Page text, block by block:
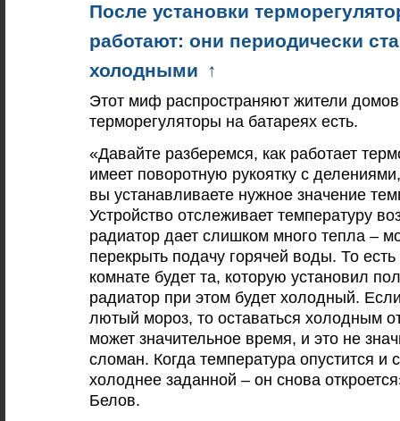
После установки
работают: они периодически
холодными ↑
Этот миф распространяют жители
терморегуляторы на батареях есть.
«Давайте разберемся, как работает
имеет поворотную рукоятку с
вы устанавливаете нужное значение
Устройство отслеживает температуру
радиатор дает слишком много тепла –
перекрыть подачу горячей воды. То
комнате будет та, которую установил
радиатор при этом будет холодный.
лютый мороз, то оставаться холодным
может значительное время, и это не
сломан. Когда температура опустится и
холоднее заданной – он снова
Белов.